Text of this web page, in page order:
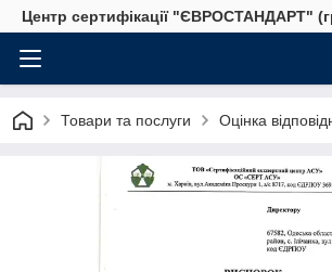
Центр сертифікації "ЄВРОСТАНДАРТ"
Товари та послуги Оцінка